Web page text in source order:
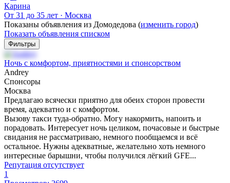
Карина
От 31 до 35 лет · Москва
Показаны объявления из Домодедова (изменить город)
Показать объявления списком
Фильтры
Ночь с комфортом, приятностями и спонсорством
Andrey
Спонсоры
Москва
Предлагаю всячески приятно для обеих сторон провести
время, адекватно и с комфортом.
Вызову такси туда-обратно. Могу накормить, напоить и
порадовать. Интересует ночь целиком, почасовые и быстрые
свидания не рассматриваю, немного пообщаемся и всё
остальное. Нужны адекватные, желательно хоть немного
интересные барышни, чтобы получился лёгкий GFE...
Репутация отсутствует
1